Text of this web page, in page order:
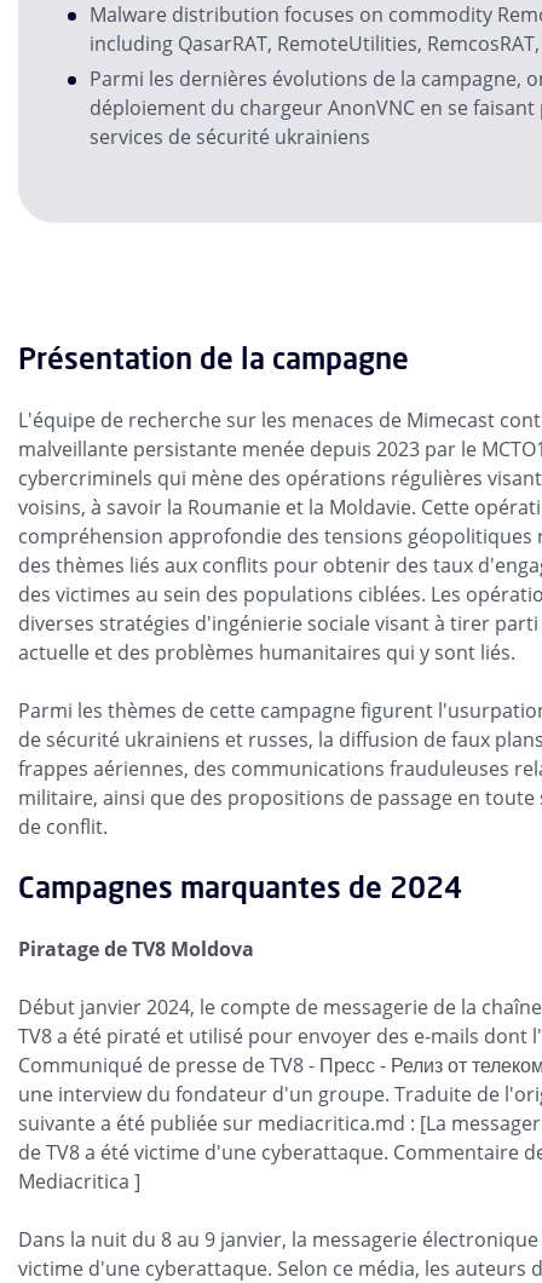
Malware distribution focuses on commodity
including QasarRAT, RemoteUtilities,
Parmi les dernières évolutions de la campagne,
déploiement du chargeur AnonVNC en se
services de sécurité ukrainiens
Présentation de la campagne
L'équipe de recherche sur les menaces de Mimecast
malveillante persistante menée depuis 2023 par le
cybercriminels qui mène des opérations régulières
voisins, à savoir la Roumanie et la Moldavie. Cette
compréhension approfondie des tensions géopolitiques
des thèmes liés aux conflits pour obtenir des taux
des victimes au sein des populations ciblées. Les
diverses stratégies d'ingénierie sociale visant à tirer
actuelle et des problèmes humanitaires qui y sont liés.
Parmi les thèmes de cette campagne figurent
de sécurité ukrainiens et russes, la diffusion de faux
frappes aériennes, des communications frauduleuses
militaire, ainsi que des propositions de passage en
de conflit.
Campagnes marquantes de 2024
Piratage de TV8 Moldova
Début janvier 2024, le compte de messagerie de la
TV8 a été piraté et utilisé pour envoyer des e-mails dont
Communiqué de presse de TV8 - Пресс - Релиз от
une interview du fondateur d'un groupe. Traduite de
suivante a été publiée sur mediacritica.md : [La
de TV8 a été victime d'une cyberattaque. Commentaire
Mediacritica ]
Dans la nuit du 8 au 9 janvier, la messagerie
victime d'une cyberattaque. Selon ce média, les auteurs